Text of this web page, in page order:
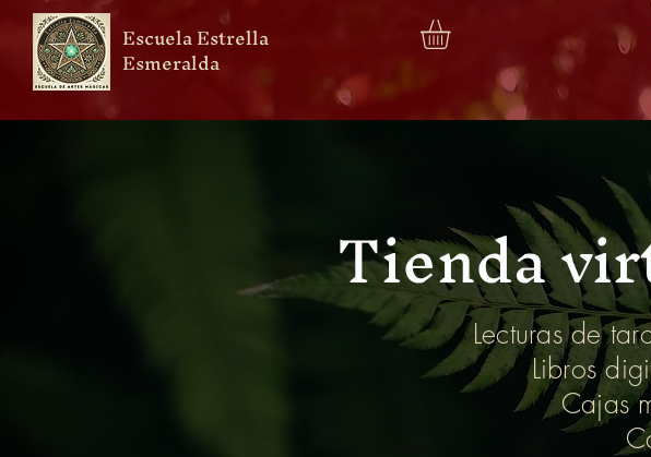
Escuela Estrella
Esmeralda
Tienda
Lecturas de
Libros
Cajas